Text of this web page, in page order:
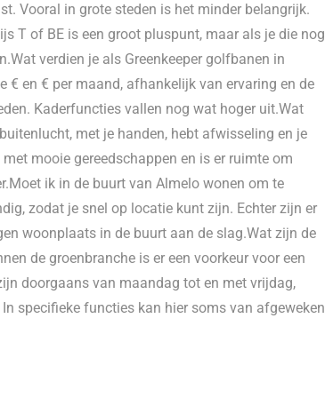
Vooral in grote steden is het minder belangrijk.
T of BE is een groot pluspunt, maar als je die nog
verdien je als Greenkeeper golfbanen in
en € per maand, afhankelijk van ervaring en de
Kaderfuncties vallen nog wat hoger uit.Wat
met je handen, hebt afwisseling en je
mooie gereedschappen en is er ruimte om
ik in de buurt van Almelo wonen om te
zodat je snel op locatie kunt zijn. Echter zijn er
woonplaats in de buurt aan de slag.Wat zijn de
de groenbranche is er een voorkeur voor een
doorgaans van maandag tot en met vrijdag,
specifieke functies kan hier soms van afgeweken